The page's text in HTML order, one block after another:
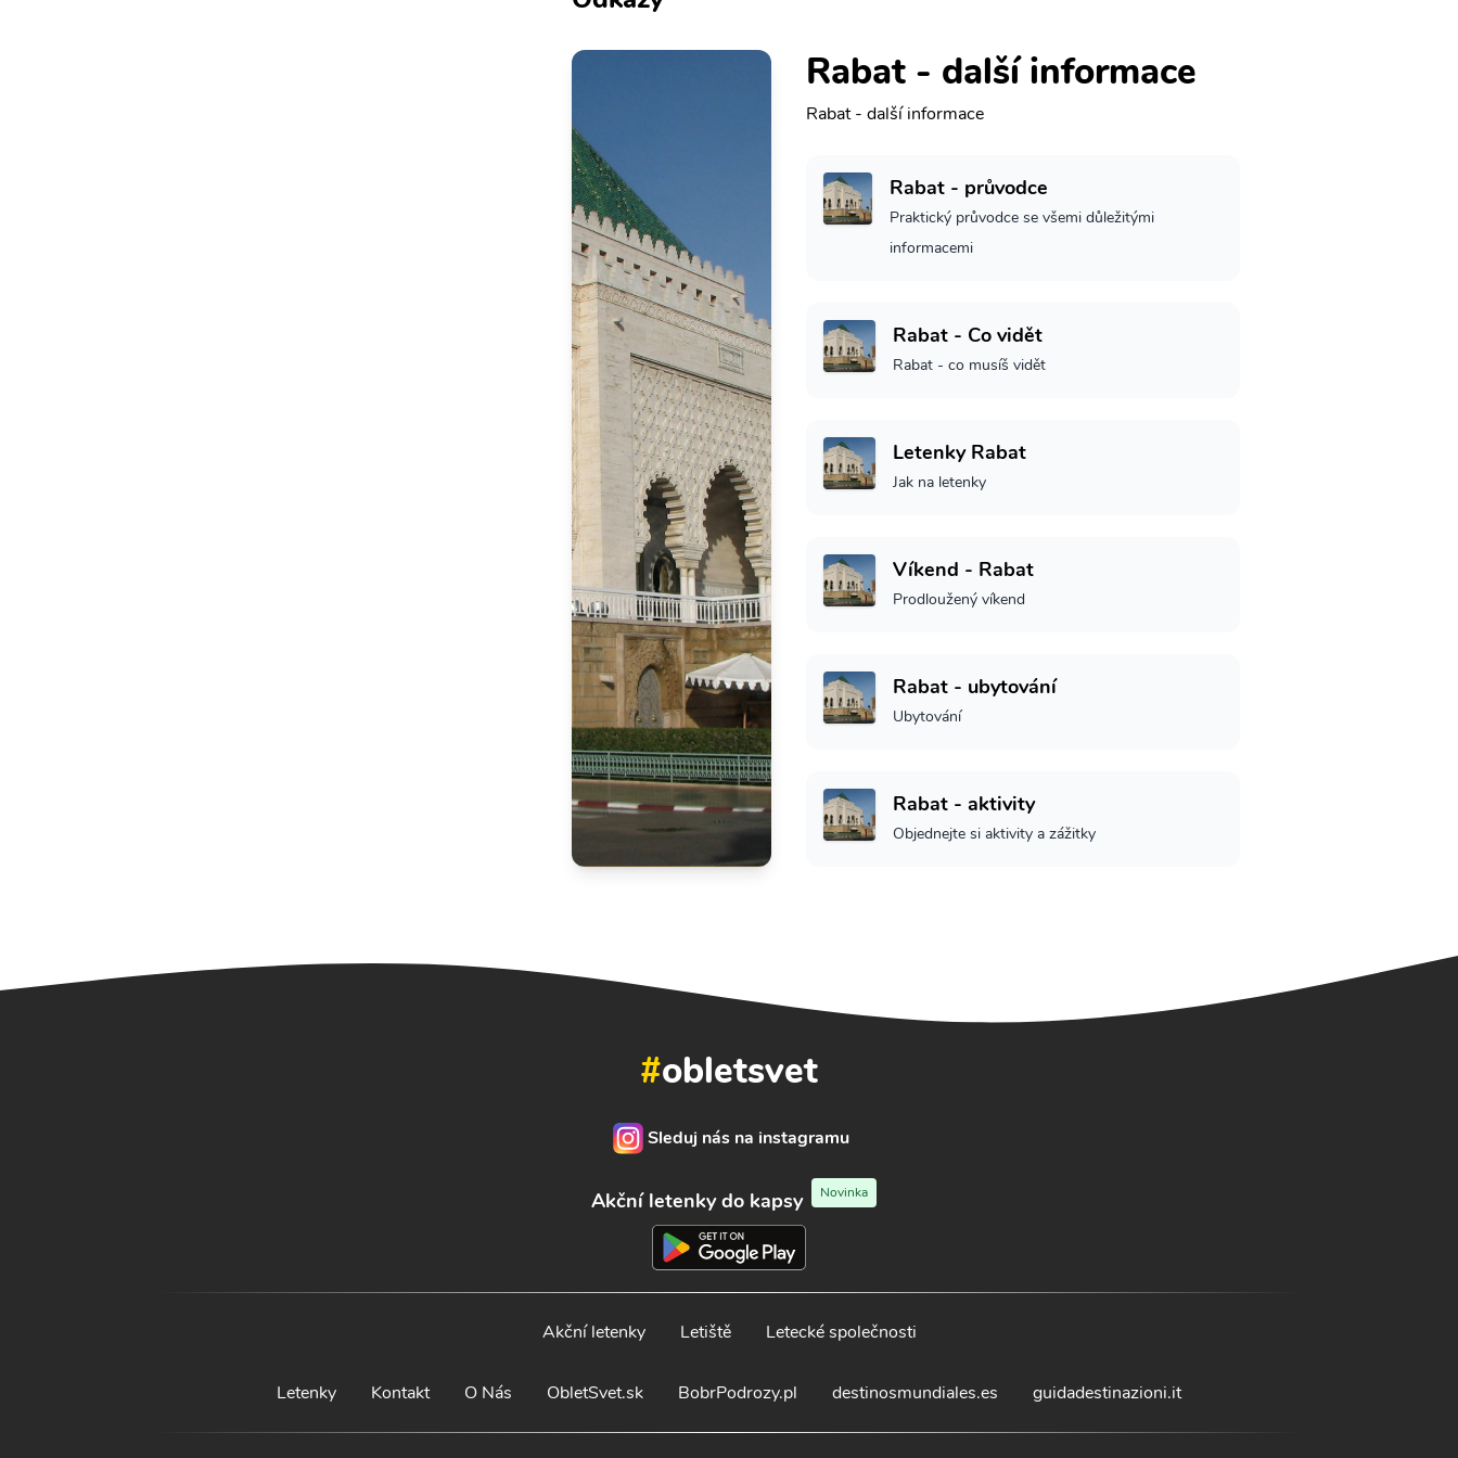
Rabat - další informace
Rabat - další informace
Rabat - průvodce
Praktický průvodce se všemi důležitými
informacemi
Rabat - Co vidět
Rabat - co musíš vidět
Letenky Rabat
Jak na letenky
Víkend - Rabat
Prodloužený víkend
Rabat - ubytování
Ubytování
Rabat - aktivity
Objednejte si aktivity a zážitky
#obletsvet
Sleduj nás na instagramu
Akční letenky do kapsy Novinka
Akční letenky Letiště Letecké společnosti
Letenky Kontakt O Nás ObletSvet.sk BobrPodrozy.pl destinosmundiales.es guidadestinazioni.it